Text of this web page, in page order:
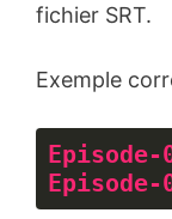
fichier SRT.
Exemple
Episode-
Episode-